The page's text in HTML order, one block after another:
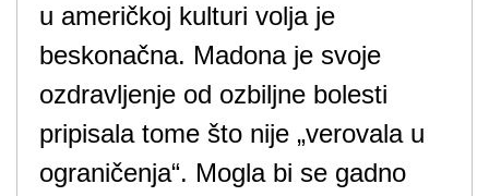
u američkoj kulturi volja je
beskonačna. Madona je svoje
ozdravljenje od ozbiljne bolesti
pripisala tome što nije „verovala u
ograničenja“. Mogla bi se gadno